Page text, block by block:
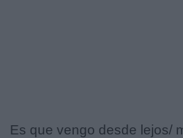
Es que vengo desde lejos/